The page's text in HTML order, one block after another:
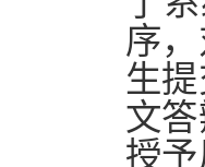
序
生
文
授